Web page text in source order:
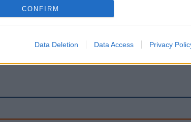
CONFIRM
Data Deletion Data Access Privacy